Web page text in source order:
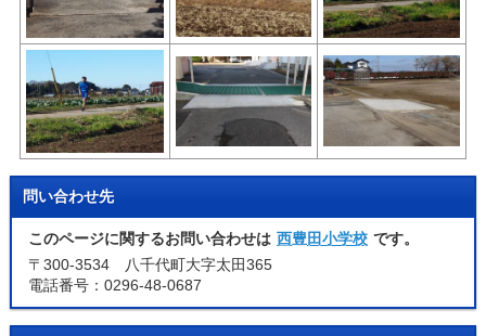
問い合わせ先
このページに関するお問い合わせは 西豊田小学校 です。
〒300-3534 八千代町大字太田365
電話番号：0296-48-0687